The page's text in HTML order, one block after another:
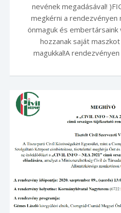
nevének megadásával!
megkérni a
önmaguk és
hozzanak saját
magukkal!A rendezvényen